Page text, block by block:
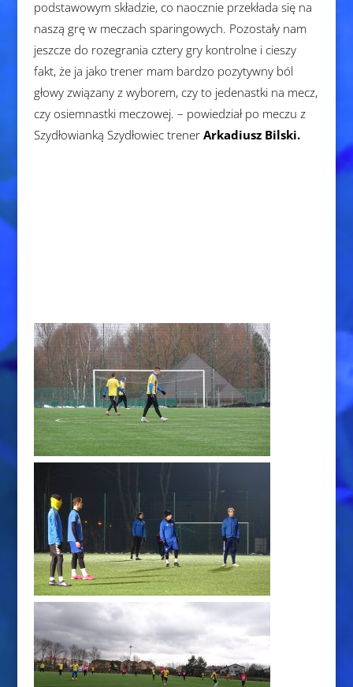
podstawowym składzie, co naocznie przekłada się na
naszą grę w meczach sparingowych. Pozostały nam
jeszcze do rozegrania cztery gry kontrolne i cieszy
fakt, że ja jako trener mam bardzo pozytywny ból
głowy związany z wyborem, czy to jedenastki na mecz,
czy osiemnastki meczowej. – powiedział po meczu z
Szydłowianką Szydłowiec trener Arkadiusz Bilski.